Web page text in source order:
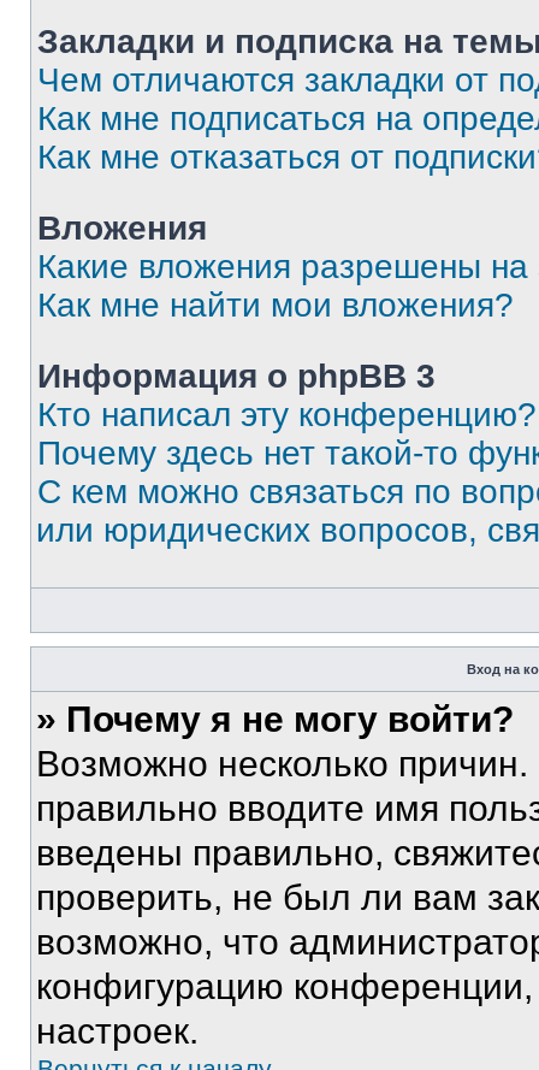
Закладки и подписка на
Чем отличаются закладки от
Как мне подписаться на
Как мне отказаться от
Вложения
Какие вложения разрешены
Как мне найти мои вложения?
Информация о phpBB 3
Кто написал эту конференцию?
Почему здесь нет такой-то
С кем можно связаться по
или юридических вопросов,
Вход на
» Почему я не могу войти?
Возможно несколько
правильно вводите имя
введены правильно,
проверить, не был ли вам
возможно, что
конфигурацию
настроек.